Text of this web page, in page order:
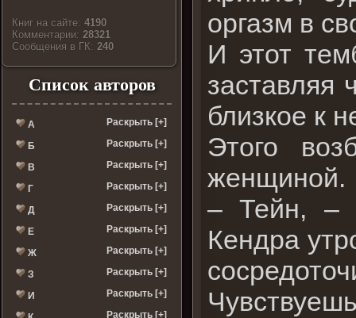
Книг на сайте:4190
Комментарии:28321
Cообщения в ГК:240
Список авторов
А Раскрыть [+]
Б Раскрыть [+]
В Раскрыть [+]
Г Раскрыть [+]
Д Раскрыть [+]
Е Раскрыть [+]
Ж Раскрыть [+]
З Раскрыть [+]
И Раскрыть [+]
Раскрыть [+]
оргазм в
И этот
заставляя
близкое к
Этого
женщиной.
– Тейн, –
Кендра